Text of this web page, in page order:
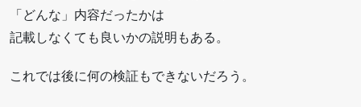
「どんな」内容だったかは
記載しなくても良いかの説明もある。
これでは後に何の検証もできないだろう。